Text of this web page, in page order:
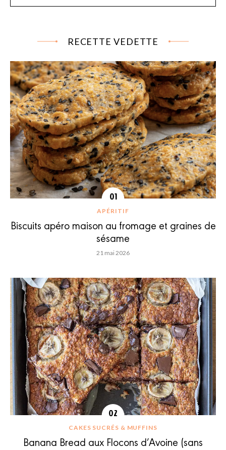
RECETTE VEDETTE
APÉRITIF
Biscuits apéro maison au fromage et graines de
sésame
21 mai 2026
CAKES SUCRÉS & MUFFINS
Banana Bread aux Flocons d’Avoine (sans